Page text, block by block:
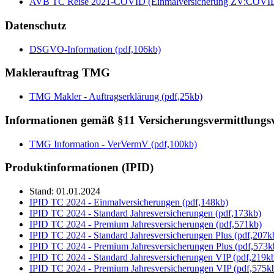
Datenschutz
DSGVO-Information (pdf,106kb)
Maklerauftrag TMG
TMG Makler - Auftragserklärung (pdf,25kb)
Informationen gemäß §11
TMG Information - VerVermV (pdf,100kb)
Produktinformationen (IPID)
Stand: 01.01.2024
IPID TC 2024 - Einmalversicherungen (pdf,148kb)
IPID TC 2024 - Standard Jahresversicherungen (pdf,173kb)
IPID TC 2024 - Premium Jahresversicherungen (pdf,571kb)
IPID TC 2024 - Standard Jahresversicherungen Plus
IPID TC 2024 - Premium Jahresversicherungen Plus
IPID TC 2024 - Standard Jahresversicherungen VIP
IPID TC 2024 - Premium Jahresversicherungen VIP